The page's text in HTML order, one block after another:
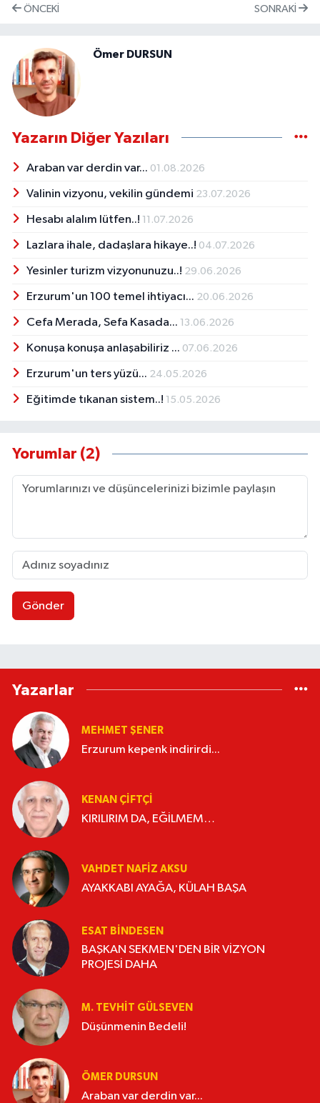
ÖNCEKI SONRAKI
Ömer DURSUN
Yazarın Diğer Yazıları
Araban var derdin var... 01.08.2026
Valinin vizyonu, vekilin gündemi 23.07.2026
Hesabı alalım lütfen..! 11.07.2026
Lazlara ihale, dadaşlara hikaye..! 04.07.2026
Yesinler turizm vizyonunuzu..! 29.06.2026
Erzurum'un 100 temel ihtiyacı... 20.06.2026
Cefa Merada, Sefa Kasada... 13.06.2026
Konuşa konuşa anlaşabiliriz ... 07.06.2026
Erzurum'un ters yüzü... 24.05.2026
Eğitimde tıkanan sistem..! 15.05.2026
Yorumlar (2)
Gönder
Yazarlar
MEHMET ŞENER
Erzurum kepenk indirirdi...
KENAN ÇİFTÇİ
KIRILIRIM DA, EĞİLMEM…
VAHDET NAFIZ AKSU
AYAKKABI AYAĞA, KÜLAH BAŞA
ESAT BİNDESEN
BAŞKAN SEKMEN'DEN BİR VİZYON
PROJESİ DAHA
M. TEVHIT GÜLSEVEN
Düşünmenin Bedeli!
ÖMER DURSUN
Araban var derdin var...